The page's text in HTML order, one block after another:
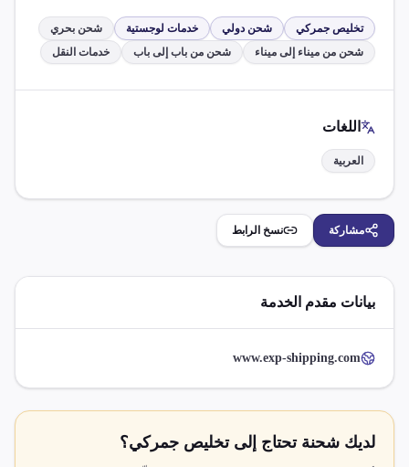
تخليص جمركي شحن دولي خدمات لوجستية
شحن بحري
شحن من ميناء إلى ميناء
شحن من باب إلى باب خدمات النقل
اللغات
العربية
مشاركة نسخ الرابط
بيانات مقدم الخدمة
www.exp-shipping.com
لديك شحنة تحتاج إلى تخليص جمركي؟